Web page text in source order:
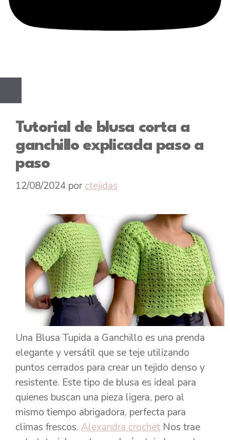
Tutorial de blusa corta a
ganchillo explicada paso a
paso
12/08/2024 por ctejidas
Una Blusa Tupida a Ganchillo es una prenda
elegante y versátil que se teje utilizando
puntos cerrados para crear un tejido denso y
resistente. Este tipo de blusa es ideal para
quienes buscan una pieza ligera, pero al
mismo tiempo abrigadora, perfecta para
climas frescos. Alexandra crochet Nos trae